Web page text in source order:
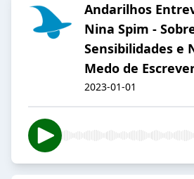
Andarilhos
Nina Spim -
Sensibilidades e
Medo de
2023-01-01